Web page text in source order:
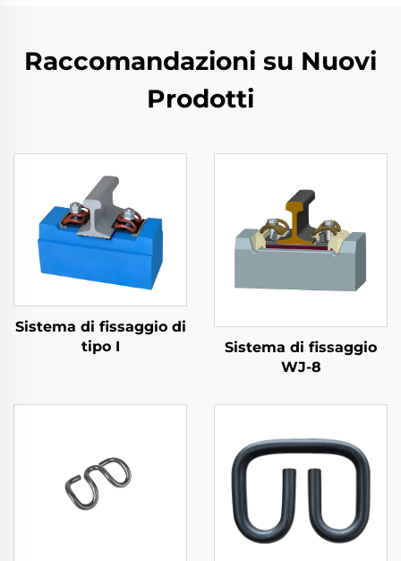
Raccomandazioni su Nuovi
Prodotti
Sistema di fissaggio di
tipo I
Sistema di fissaggio
WJ-8